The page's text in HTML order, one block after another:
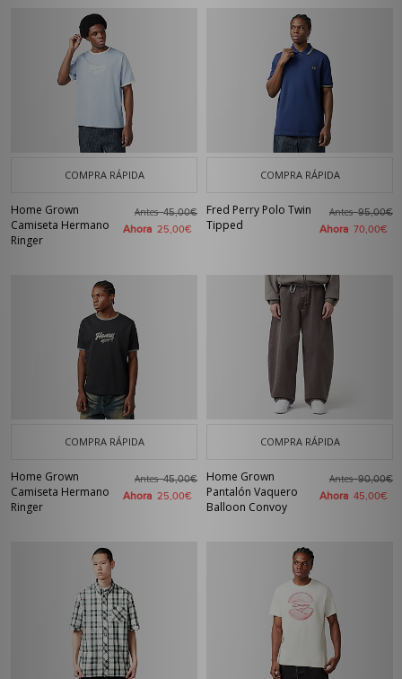
COMPRA RÁPIDA
Home Grown
Camiseta Hermano
Ringer
Antes45,00€
Ahora 25,00€
COMPRA RÁPIDA
Fred Perry Polo Twin
Tipped
Antes95,00€
Ahora 70,00€
COMPRA RÁPIDA
Home Grown
Camiseta Hermano
Ringer
Antes45,00€
Ahora 25,00€
COMPRA RÁPIDA
Home Grown
Pantalón Vaquero
Balloon Convoy
Antes90,00€
Ahora 45,00€